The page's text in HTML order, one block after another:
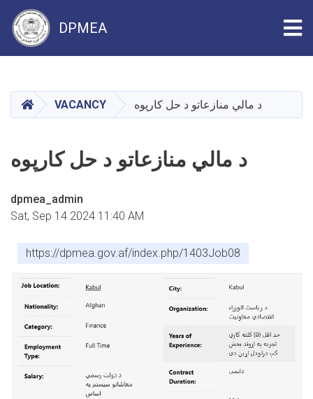
main
content
DPMEA
HOMEVACANCY د مالي منازعاتو د حل کارپوه
د مالي منازعاتو د حل کارپوه
dpmea_admin
Sat, Sep 14 2024 11:40 AM
https://dpmea.gov.af/index.php/1403Job08